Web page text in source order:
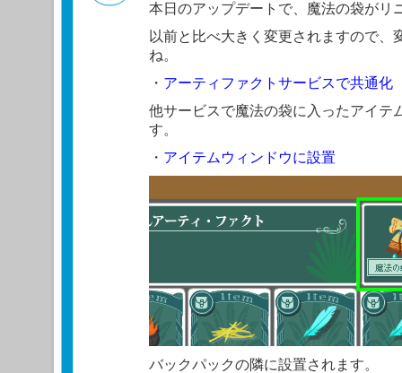
本日のアップデートで、魔法の袋がリ
以前と比べ大きく変更されますので、
ね。
・ アーティファクトサービスで共通化
他サービスで魔法の袋に入ったアイテ
す。
・ アイテムウィンドウに設置
バックパックの隣に設置されます。